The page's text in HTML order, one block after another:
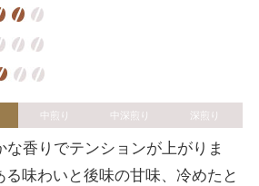
中煎り 中深煎り 深煎り
な香りでテンションが上がりま
味わいと後味の甘味、冷めたと